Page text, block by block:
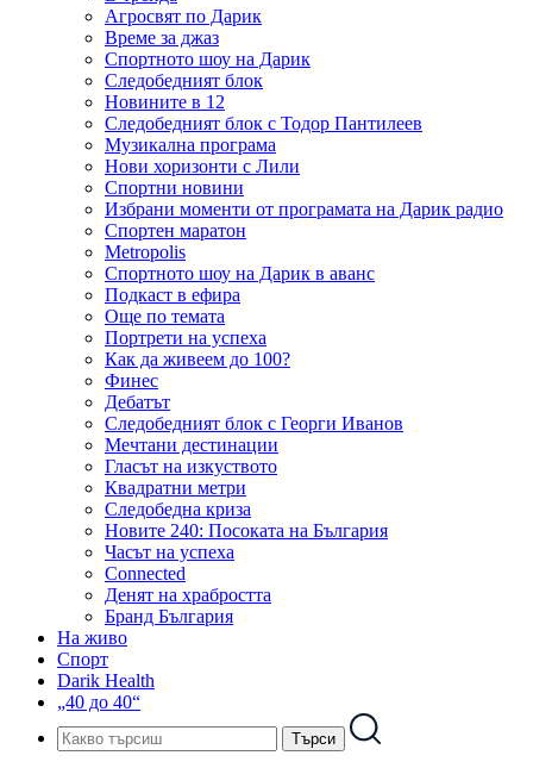
Агросвят по Дарик
Време за джаз
Спортното шоу на Дарик
Следобедният блок
Новините в 12
Следобедният блок с Тодор Пантилеев
Музикална програма
Нови хоризонти с Лили
Спортни новини
Избрани моменти от програмата на Дарик радио
Спортен маратон
Metropolis
Спортното шоу на Дарик в аванс
Подкаст в ефира
Още по темата
Портрети на успеха
Как да живеем до 100?
Финес
Дебатът
Следобедният блок с Георги Иванов
Мечтани дестинации
Гласът на изкуството
Квадратни метри
Следобедна криза
Новите 240: Посоката на България
Часът на успеха
Connected
Денят на храбростта
Бранд България
На живо
Спорт
Darik Health
„40 до 40“